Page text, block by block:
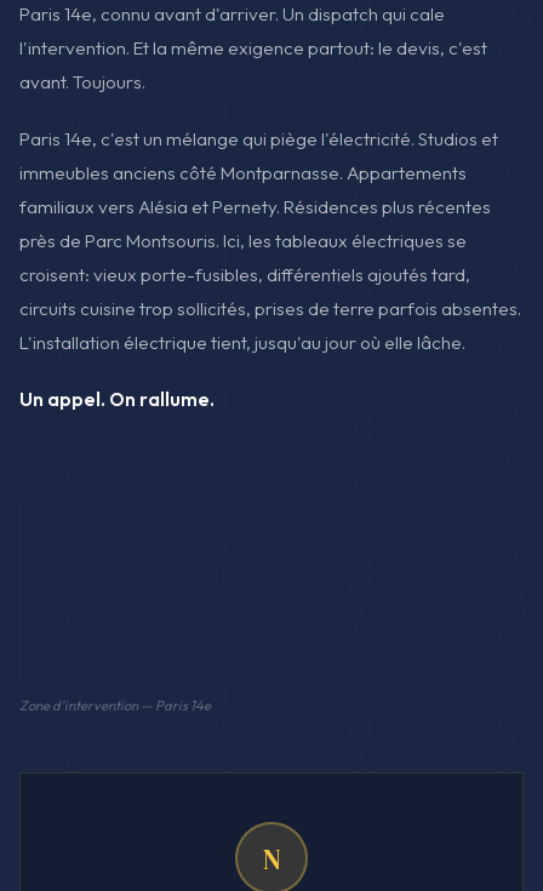
Paris 14e, connu avant d'arriver. Un dispatch qui cale
l'intervention. Et la même exigence partout: le devis, c'est
avant. Toujours.
Paris 14e, c'est un mélange qui piège l'électricité. Studios et
immeubles anciens côté Montparnasse. Appartements
familiaux vers Alésia et Pernety. Résidences plus récentes
près de Parc Montsouris. Ici, les tableaux électriques se
croisent: vieux porte-fusibles, différentiels ajoutés tard,
circuits cuisine trop sollicités, prises de terre parfois absentes.
L'installation électrique tient, jusqu'au jour où elle lâche.
Un appel. On rallume.
Zone d'intervention — Paris 14e
N